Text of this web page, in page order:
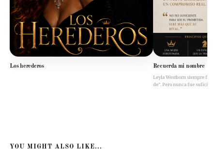
Los herederos Recuerda mi nombre
Leyla Westborn siempre fue
de”. Pero nunca fue
YOU MIGHT ALSO LIKE...